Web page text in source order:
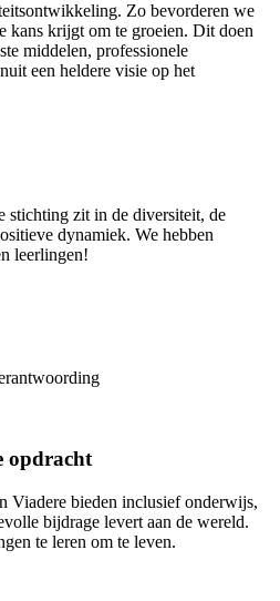
Zo bevorderen we
kans krijgt om te groeien. Dit doen
middelen, professionele
een heldere visie op het
stichting zit in de diversiteit, de
dynamiek. We hebben
leerlingen!
opdracht
Viadere bieden inclusief onderwijs,
bijdrage levert aan de wereld.
te leren om te leven.